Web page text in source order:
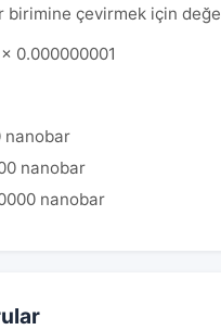
birimine çevirmek için
0.000000001
nanobar
nanobar
nanobar